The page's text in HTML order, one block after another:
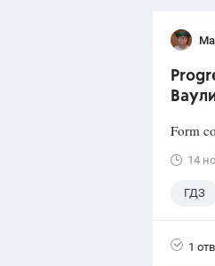
Form
14
ГДЗ
1